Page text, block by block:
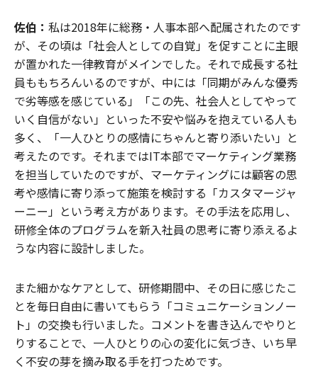
佐伯： 私は2018年に総務・人事本部へ配属されたのです
が、その頃は「社会人としての自覚」を促すことに主眼
が置かれた一律教育がメインでした。それで成長する社
員ももちろんいるのですが、中には「同期がみんな優秀
で劣等感を感じている」「この先、社会人としてやって
いく自信がない」といった不安や悩みを抱えている人も
多く、「一人ひとりの感情にちゃんと寄り添いたい」と
考えたのです。それまではIT本部でマーケティング業務
を担当していたのですが、マーケティングには顧客の思
考や感情に寄り添って施策を検討する「カスタマージャ
ーニー」という考え方があります。その手法を応用し、
研修全体のプログラムを新入社員の思考に寄り添えるよ
うな内容に設計しました。
また細かなケアとして、研修期間中、その日に感じたこ
とを毎日自由に書いてもらう「コミュニケーションノー
ト」の交換も行いました。コメントを書き込んでやりと
りすることで、一人ひとりの心の変化に気づき、いち早
く不安の芽を摘み取る手を打つためです。